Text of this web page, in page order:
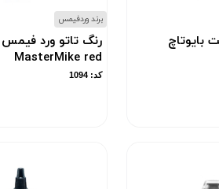
بایوتاچ
برند وردفیمس
رنگ تاتو ورد فیمس
MasterMike red
کد: 1094